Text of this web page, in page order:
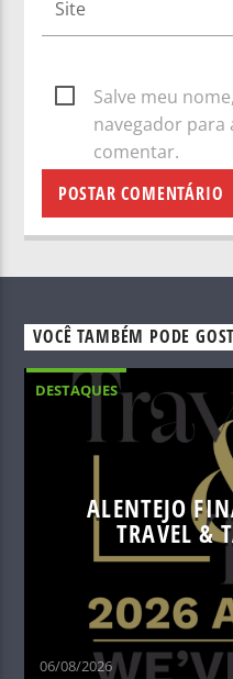
Salve meu
navegador para
comentar.
VOCÊ TAMBÉM PODE
DESTAQUES
ALENTEJO
TRAVEL &
06/08/2026